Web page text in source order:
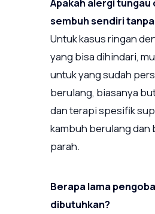
Apakah alergi tungau
sembuh sendiri
Untuk kasus ringan
yang bisa dihindari,
untuk yang sudah
berulang, biasanya
dan terapi spesifik
kambuh berulang dan
parah.
Berapa lama
dibutuhkan?